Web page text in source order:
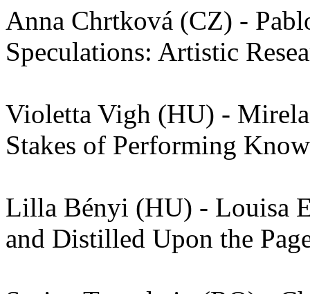
Anna Chrtková (CZ) -
Speculations: Artistic
Violetta Vigh (HU) -
Stakes of Performing
Lilla Bényi (HU) - Louisa
and Distilled Upon the